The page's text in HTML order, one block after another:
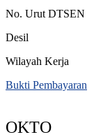
No. Urut DTSEN
Desil
Wilayah Kerja
Bukti Pembayaran
OKTO